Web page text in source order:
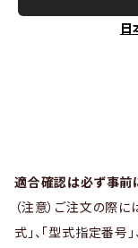
日
適合確認は必ず事前
（注意）ご注文の際に
式」、「型式指定番号